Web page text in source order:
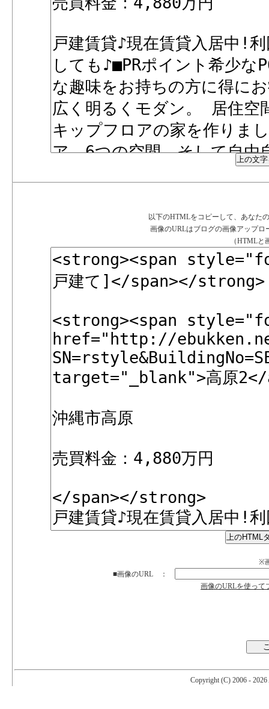
以下のHTMLをコピーして、あなた
画像のURLはブログの画像アップ
（HTML
※
■画像のURL ：
画像のURLを使って
Copyright (C) 2006 - 2026